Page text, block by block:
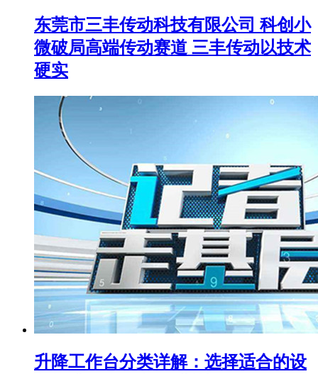
东莞市三丰传动科技有限公司 科创小
微破局高端传动赛道 三丰传动以技术
硬实
升降工作台分类详解：选择适合的设